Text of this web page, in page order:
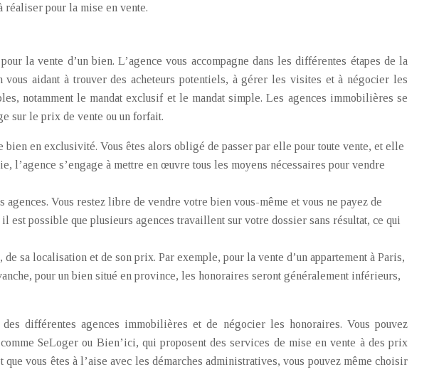
pour la mise en vente.
la vente d’un bien. L’agence vous accompagne dans les différentes étapes de la
aidant à trouver des acheteurs potentiels, à gérer les visites et à négocier les
notamment le mandat exclusif et le mandat simple. Les agences immobilières se
sur le prix de vente ou un forfait.
en exclusivité. Vous êtes alors obligé de passer par elle pour toute vente, et elle
l’agence s’engage à mettre en œuvre tous les moyens nécessaires pour vendre
Vous restez libre de vendre votre bien vous-même et vous ne payez de
est possible que plusieurs agences travaillent sur votre dossier sans résultat, ce qui
sa localisation et de son prix. Par exemple, pour la vente d’un appartement à Paris,
pour un bien situé en province, les honoraires seront généralement inférieurs,
différentes agences immobilières et de négocier les honoraires. Vous pouvez
SeLoger ou Bien’ici, qui proposent des services de mise en vente à des prix
vous êtes à l’aise avec les démarches administratives, vous pouvez même choisir